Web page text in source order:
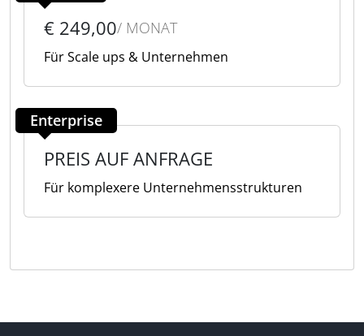
€ 249,00/ MONAT
Für Scale ups & Unternehmen
Enterprise
PREIS AUF ANFRAGE
Für komplexere Unternehmensstrukturen